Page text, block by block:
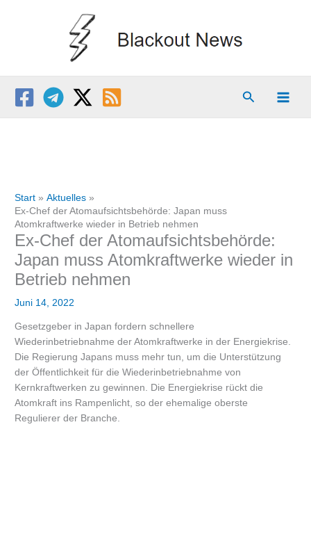
Suchen
Start
Aktuelles
Ex-Chef der Atomaufsichtsbehörde: Japan muss
Atomkraftwerke wieder in Betrieb nehmen
Ex-Chef der Atomaufsichtsbehörde:
Japan muss Atomkraftwerke wieder in
Betrieb nehmen
Juni 14, 2022
Gesetzgeber in Japan fordern schnellere
Wiederinbetriebnahme der Atomkraftwerke in der Energiekrise.
Die Regierung Japans muss mehr tun, um die Unterstützung
der Öffentlichkeit für die Wiederinbetriebnahme von
Kernkraftwerken zu gewinnen. Die Energiekrise rückt die
Atomkraft ins Rampenlicht, so der ehemalige oberste
Regulierer der Branche.